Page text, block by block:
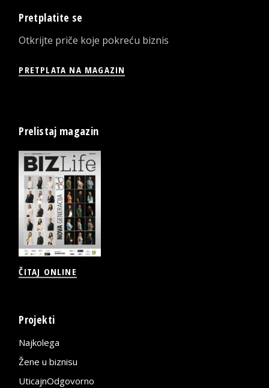
Pretplatite se
Otkrijte priče koje pokreću biznis
PRETPLATA NA MAGAZIN
Prelistaj magazin
ČITAJ ONLINE
Projekti
Najkolega
Žene u biznisu
UticajnOdgovorno